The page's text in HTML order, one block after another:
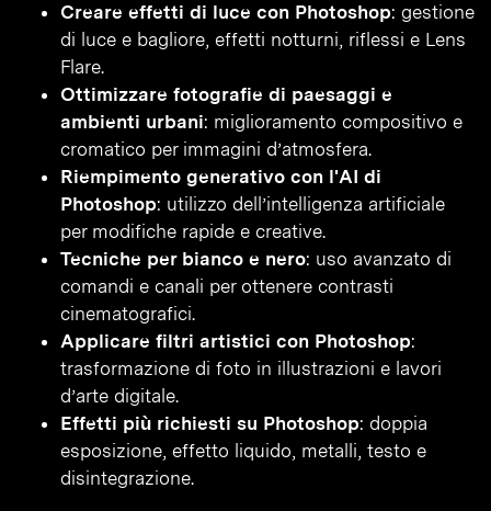
Creare effetti di luce con Photoshop: gestione
di luce e bagliore, effetti notturni, riflessi e Lens
Flare.
Ottimizzare fotografie di paesaggi e
ambienti urbani: miglioramento compositivo e
cromatico per immagini d’atmosfera.
Riempimento generativo con l'AI di
Photoshop: utilizzo dell’intelligenza artificiale
per modifiche rapide e creative.
Tecniche per bianco e nero: uso avanzato di
comandi e canali per ottenere contrasti
cinematografici.
Applicare filtri artistici con Photoshop:
trasformazione di foto in illustrazioni e lavori
d’arte digitale.
Effetti più richiesti su Photoshop: doppia
esposizione, effetto liquido, metalli, testo e
disintegrazione.